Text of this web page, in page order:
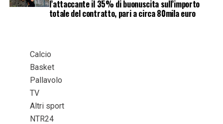
l’attaccante il 35% di buonuscita sull’importo
totale del contratto, pari a circa 80mila euro
Calcio
Basket
Pallavolo
TV
Altri sport
NTR24